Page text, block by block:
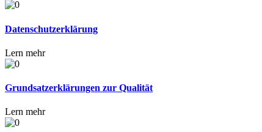
Datenschutzerklärung
Lern mehr
Grundsatzerklärungen zur Qualität
Lern mehr